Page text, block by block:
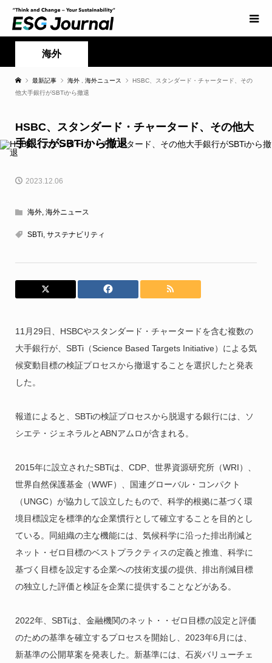
海外
最新記事 海外 海外ニュース
HSBC、スタンダード・チャータード、その
他大手銀行がSBTiから撤退
HSBC、スタンダード・チャータード、その他大
手銀行がSBTiから撤退
2023.12.06
海外, 海外ニュース
SBTi, サステナビリティ
11月29日、HSBCやスタンダード・チャータードを含む複数の
大手銀行が、SBTi（Science Based Targets Initiative）による気
候変動目標の検証プロセスから撤退することを選択したと発表
した。
報道によると、SBTiの検証プロセスから脱退する銀行には、ソ
シエテ・ジェネラルとABNアムロが含まれる。
2015年に設立されたSBTiは、CDP、世界資源研究所（WRI）、
世界自然保護基金（WWF）、国連グローバル・コンパクト
（UNGC）が協力して設立したもので、科学的根拠に基づく環
境目標設定を標準的な企業慣行として確立することを目的とし
ている。同組織の主な機能には、気候科学に沿った排出削減と
ネット・ゼロ目標のベストプラクティスの定義と推進、科学に
基づく目標を設定する企業への技術支援の提供、排出削減目標
の独立した評価と検証を企業に提供することなどがある。
2022年、SBTiは、金融機関のネット・・ゼロ目標の設定と評価
のための基準を確立するプロセスを開始し、2023年6月には、
新基準の公開草案を発表した。新基準には、石炭バリューチェ